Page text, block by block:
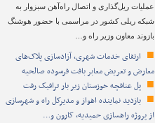
عملیات ریل‌گذاری و اتصال راه‌آهن سبزوار به
شبکه ریلی کشور در مراسمی با حضور هوشنگ
بازوند معاون وزیر راه و…
ارتقای خدمات شهری، آزادسازی پلاک‌های
معارض و تعریض معابر بافت فرسوده صالحیه
پل عنافچه خوزستان زیر بار ترافیک رفت
بازدید نماینده اهواز و مدیرکل راه و شهرسازی
از پروژه راهسازی حمیدیه، کارون و…